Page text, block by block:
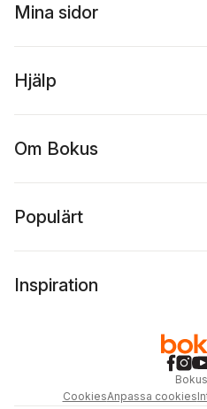
Mina sidor
Hjälp
Om Bokus
Populärt
Inspiration
Bokus
CookiesAnpassa cookies